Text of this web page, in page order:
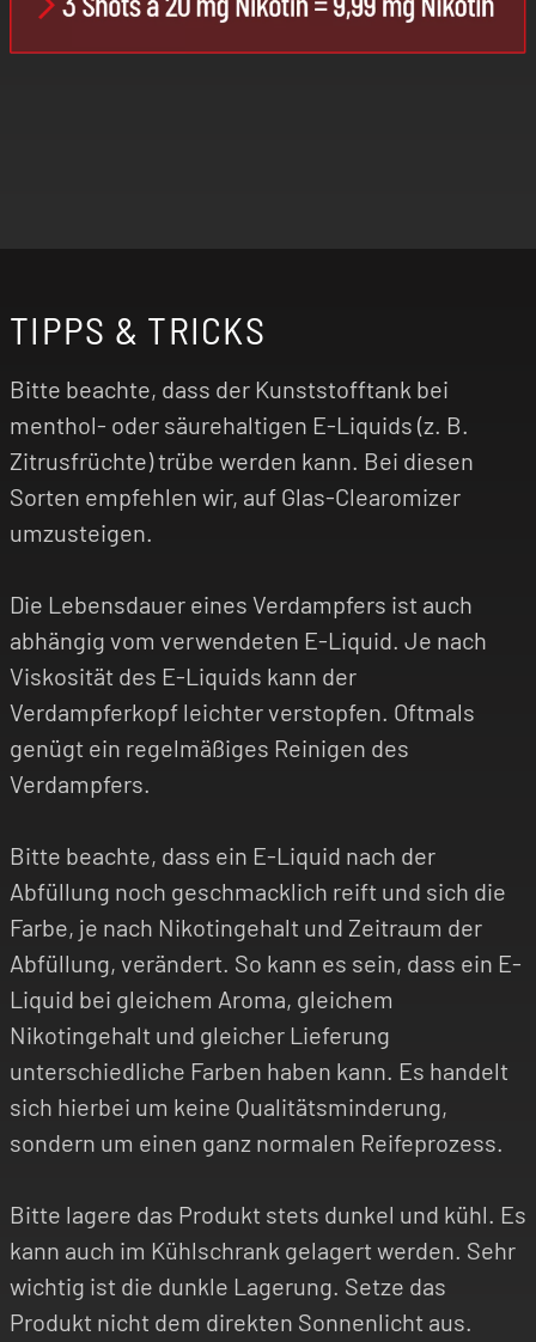
TIPPS & TRICKS
Bitte beachte, dass der Kunststofftank bei
menthol- oder säurehaltigen E-Liquids (z. B.
Zitrusfrüchte) trübe werden kann. Bei diesen
Sorten empfehlen wir, auf Glas-Clearomizer
umzusteigen.
Die Lebensdauer eines Verdampfers ist auch
abhängig vom verwendeten E-Liquid. Je nach
Viskosität des E-Liquids kann der
Verdampferkopf leichter verstopfen. Oftmals
genügt ein regelmäßiges Reinigen des
Verdampfers.
Bitte beachte, dass ein E-Liquid nach der
Abfüllung noch geschmacklich reift und sich die
Farbe, je nach Nikotingehalt und Zeitraum der
Abfüllung, verändert. So kann es sein, dass ein E-
Liquid bei gleichem Aroma, gleichem
Nikotingehalt und gleicher Lieferung
unterschiedliche Farben haben kann. Es handelt
sich hierbei um keine Qualitätsminderung,
sondern um einen ganz normalen Reifeprozess.
Bitte lagere das Produkt stets dunkel und kühl. Es
kann auch im Kühlschrank gelagert werden. Sehr
wichtig ist die dunkle Lagerung. Setze das
Produkt nicht dem direkten Sonnenlicht aus.